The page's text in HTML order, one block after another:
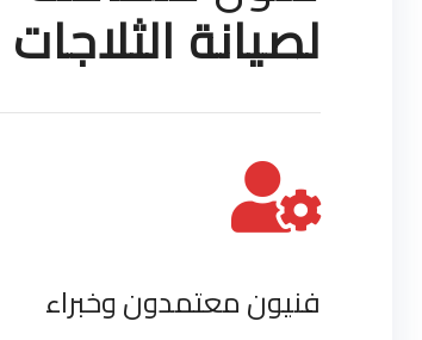
لصيانة
فنيون معتمدون وخبراء